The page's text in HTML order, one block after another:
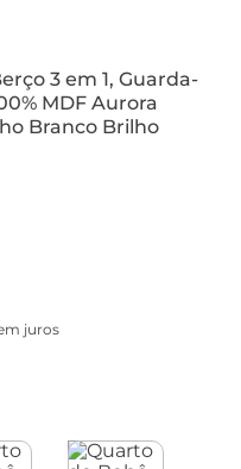
3 em 1, Guarda-
MDF Aurora
Branco Brilho
juros